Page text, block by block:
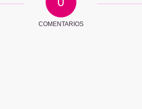
COMENTARIOS